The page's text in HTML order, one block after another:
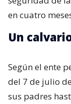
en cuatro
Un
Según el ente
del 7 de julio
sus padres